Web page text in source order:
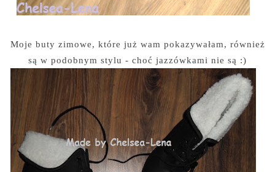
Moje buty zimowe, które już wam pokazywałam, również
są w podobnym stylu - choć jazzówkami nie są :)